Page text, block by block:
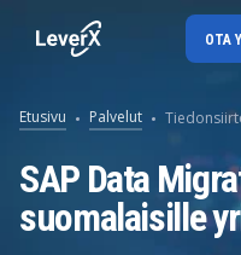
SAP-tuki
SAP-konsultointi
OTA
Etusivu Palvelut
SAP Data
suomalaisille